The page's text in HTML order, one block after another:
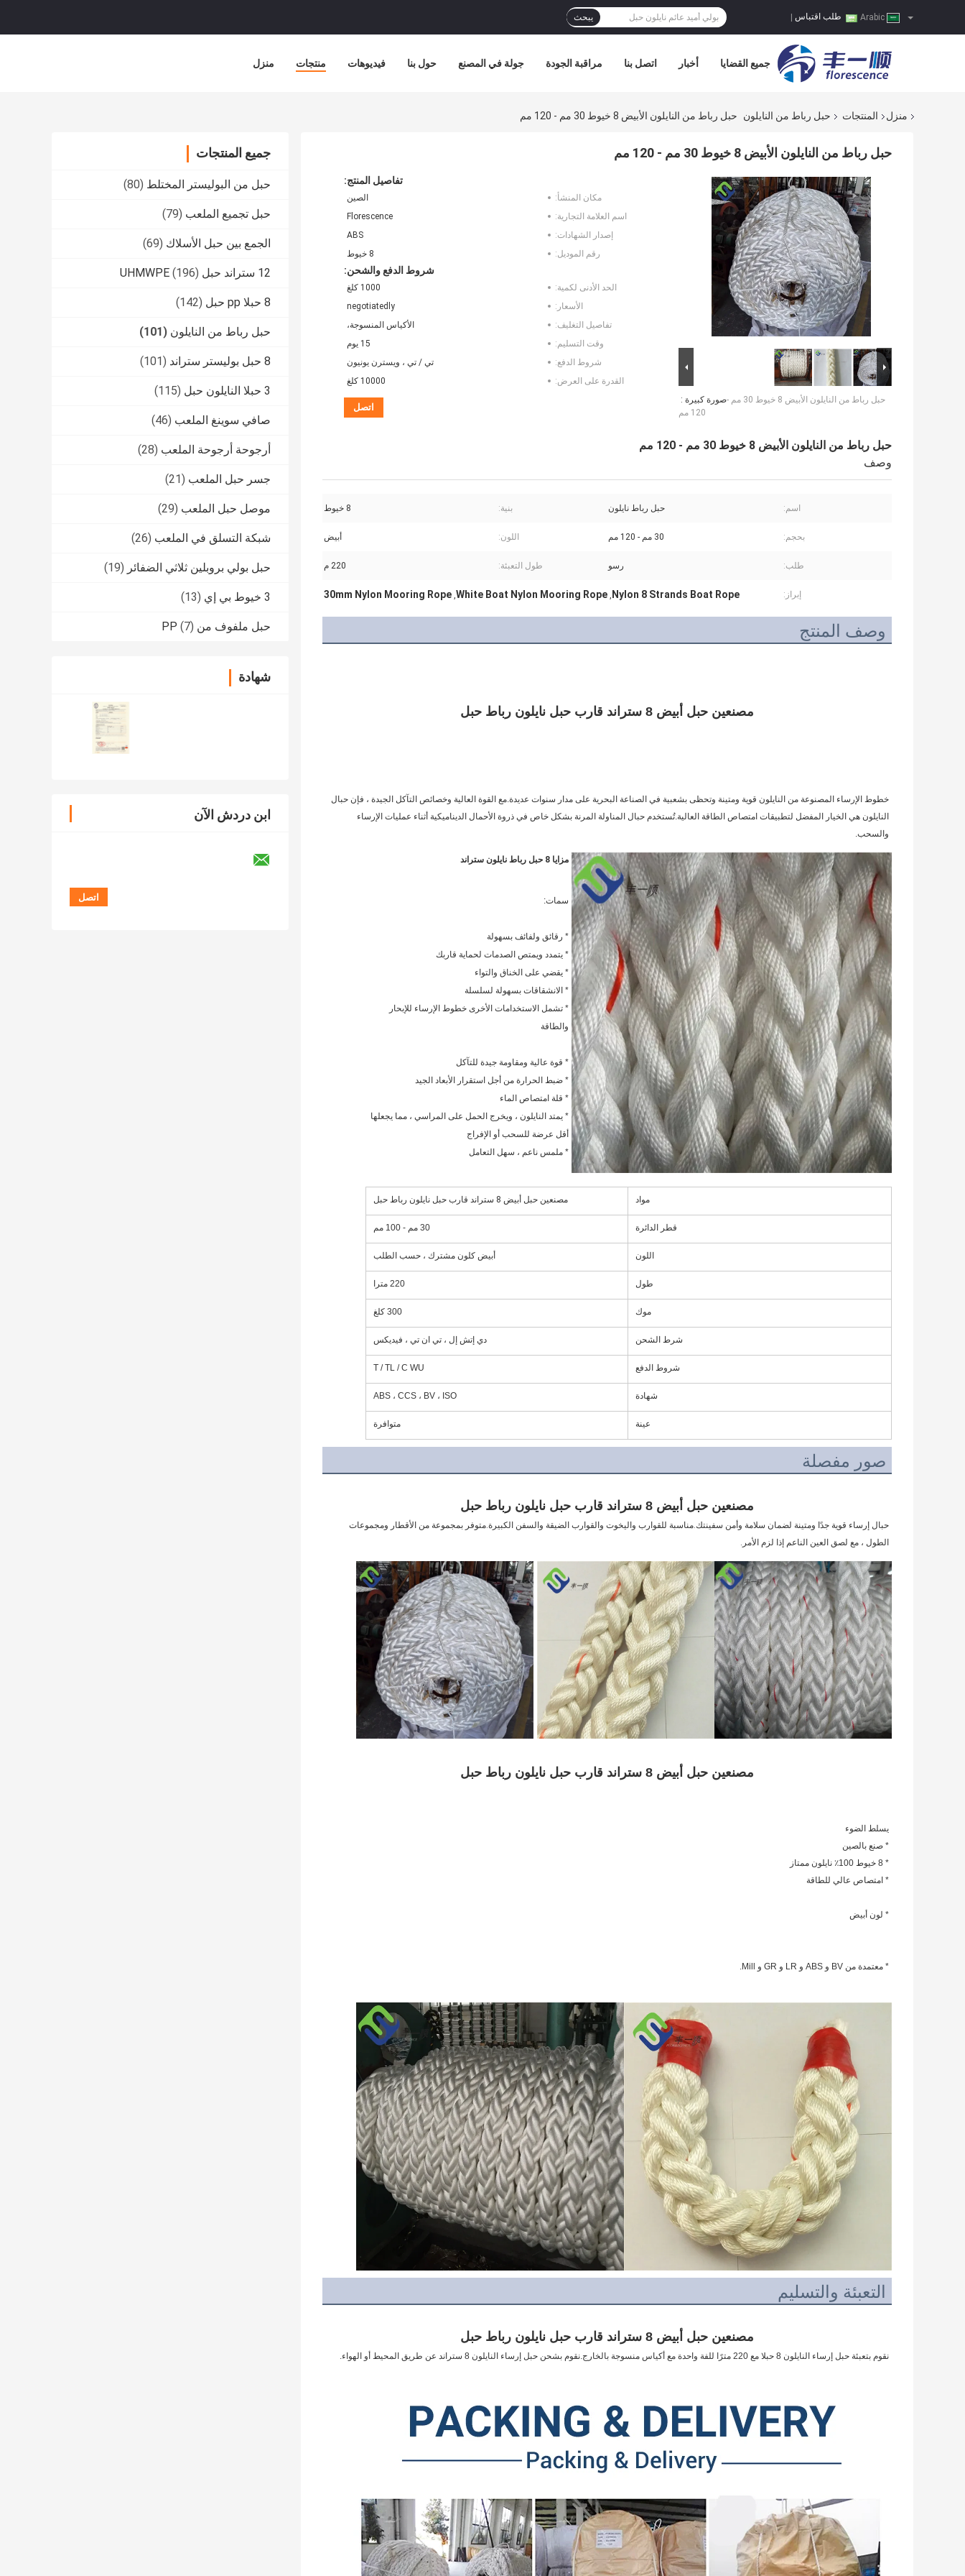
طلب اقتباس يبحث
منزل منتجات فيديوهات حول بنا جولة في المصنع مراقبة الجودة اتصل بنا أخبار جميع القضايا
منزل المنتجات حبل رباط من النايلون حبل رباط من النايلون الأبيض 8 خيوط 30 مم - 120 مم
جميع المنتجات
حبل من البوليستر المختلط (80)
حبل تجميع الملعب (79)
الجمع بين حبل الأسلاك (69)
12 ستراند حبل UHMWPE (196)
8 حبلا pp حبل (142)
حبل رباط من النايلون (101)
8 حبل بوليستر ستراند (101)
3 حبلا النايلون حبل (115)
صافي سوينغ الملعب (46)
أرجوحة أرجوحة الملعب (28)
جسر حبل الملعب (21)
موصل حبل الملعب (29)
شبكة التسلق في الملعب (26)
حبل بولي بروبلين ثلاثي الضفائر (19)
3 خيوط بي إي (13)
حبل ملفوف من PP (7)
شهادة
ابن دردش الآن
حبل رباط من النايلون الأبيض 8 خيوط 30 مم - 120 مم
صورة كبيرة :حبل رباط من النايلون الأبيض 8 خيوط 30 مم -
120 مم
تفاصيل المنتج:
مكان المنشأ:
الصين
اسم العلامة التجارية:
Florescence
إصدار الشهادات:
ABS
رقم الموديل:
8 خيوط
شروط الدفع والشحن:
الحد الأدنى لكمية:
1000 كلغ
الأسعار:
negotiatedly
تفاصيل التغليف:
الأكياس المنسوجة،
وقت التسليم:
15 يوم
شروط الدفع:
تي / تي ، ويسترن يونيون
القدرة على العرض:
10000 كلغ
اتصل
حبل رباط من النايلون الأبيض 8 خيوط 30 مم - 120 مم
وصف
اسم: حبل رباط نايلون بنية: 8 خيوط
بحجم: 30 مم - 120 مم اللون: أبيض
طلب: رسو طول التعبئة: 220 م
إبراز: Nylon 8 Strands Boat Rope
,
White Boat Nylon Mooring Rope
,
30mm Nylon Mooring Rope
وصف المنتج
مصنعين حبل أبيض 8 ستراند قارب حبل نايلون رباط حبل
والسحب.
مزايا 8 حبل رباط نايلون ستراند
سمات:
* رقائق ولفائف بسهولة
* يتمدد ويمتص الصدمات لحماية قاربك
* يقضي على الخناق والتواء
* الانشقاقات بسهولة لسلسلة
والطاقة
* قوة عالية ومقاومة جيدة للتآكل
* ضبط الحرارة من أجل استقرار الأبعاد الجيد
* قلة امتصاص الماء
أقل عرضة للسحب أو الإفراج
* ملمس ناعم ، سهل التعامل
مواد مصنعين حبل أبيض 8 ستراند قارب حبل نايلون رباط حبل
قطر الدائرة 30 مم - 100 مم
اللون أبيض كلون مشترك ، حسب الطلب
طول 220 مترا
موك 300 كلغ
شرط الشحن دي إتش إل ، تي ان تي ، فيديكس
شروط الدفع T / TL / C WU
شهادة ABS ، CCS ، BV ، ISO
عينة متوافرة
صور مفصلة
مصنعين حبل أبيض 8 ستراند قارب حبل نايلون رباط حبل
الطول ، مع لصق العين الناعم إذا لزم الأمر.
مصنعين حبل أبيض 8 ستراند قارب حبل نايلون رباط حبل
يسلط الضوء
* صنع بالصين
* 8 خيوط 100٪ نايلون ممتاز
* امتصاص عالي للطاقة
* لون أبيض
* معتمدة من BV و ABS و LR و GR و Mill.
التعبئة والتسليم
مصنعين حبل أبيض 8 ستراند قارب حبل نايلون رباط حبل
نقوم بتعبئة حبل إرساء النايلون 8 حبلا مع 220 مترًا للفة واحدة مع أكياس منسوجة بالخارج.نقوم بشحن حبل إرساء النايلون 8 ستراند عن طريق المحيط أو الهواء.